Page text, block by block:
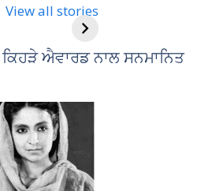
Pritam
–
History,
View all stories
ਐਵਾਰਡ ਨਾਲ ਸਨਮਾਨਿਤ